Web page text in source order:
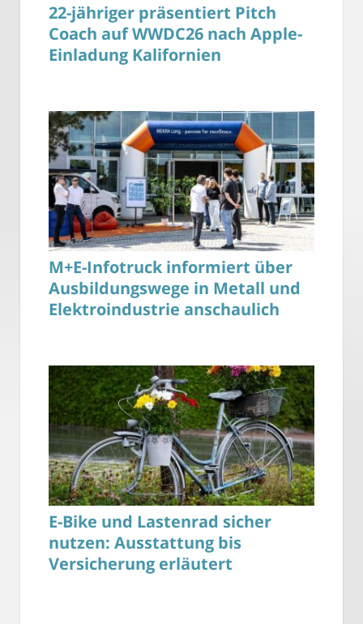
22-jähriger präsentiert Pitch
Coach auf WWDC26 nach Apple-
Einladung Kalifornien
M+E-Infotruck informiert über
Ausbildungswege in Metall und
Elektroindustrie anschaulich
E-Bike und Lastenrad sicher
nutzen: Ausstattung bis
Versicherung erläutert